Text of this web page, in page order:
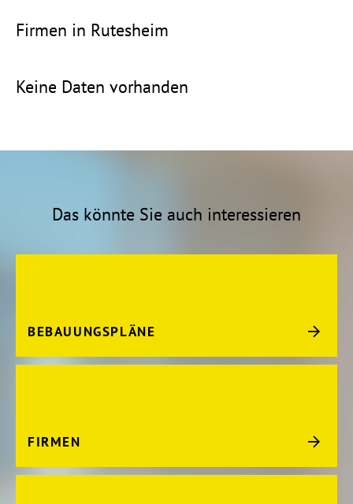
Firmen in Rutesheim
Keine Daten vorhanden
Das könnte Sie auch interessieren
BEBAUUNGSPLÄNE
FIRMEN